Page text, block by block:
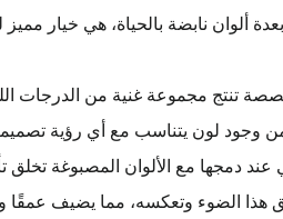
بعدة ألوان نابضة بالحياة، هي خيار
تنتج مجموعة غنية من الدرجات
وجود لون يتناسب مع أي رؤية
دمجها مع الألوان المصبوغة تخلق
هذا الضوء وتعكسه، مما يضيف